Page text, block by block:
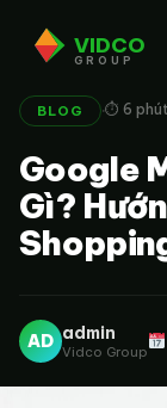
VIDCO
GROUP
BLOG ·⏱ 6
Google
Gì?
AD admin
Vidco Group